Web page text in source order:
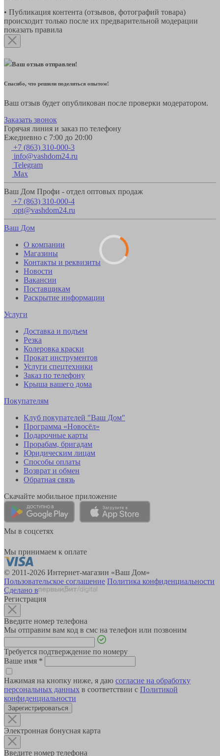
• Публикация контента (отзывов, фотографий товара)
происходит только после их предварительной модерации
показать правила
Ваш отзыв отправлен!
Спасибо, что решили поделиться опытом!
Ваш отзыв будет опубликован после проверки модератором.
Заказать звонок
Горячая линия и заказ по телефону
Ежедневно с 7:00 до 20:00
+7 (863) 310-000-3
info@vashdom24.ru
Telegram
Max
Ваш Дом Профи - отдел оптовых продаж
+7 (863) 310-000-4
opt@vashdom24.ru
Ваш Дом
О компании
Магазины
Контакты и реквизиты
Новости
Вакансии
Поставщикам
Раскрытие информации
Услуги
Доставка и подъем
Резка
Колеровка краски
Прокат инструментов
Услуги спецтехники
Заказ по телефону
Крыша вашего дома
Покупателям
Клуб покупателей "Ваш Дом"
Программа «Новосёл»
Подарочные карты
Прорабам, бригадам
Юридическим лицам
Способы оплаты
Возврат и обмен
Обратная связь
Скачайте мобильное приложение
Мы в соцсетях
Мы принимаем к оплате
© 2011-2026 Интернет-магазин «Ваш Дом»
Пользовательское соглашение Политика конфиденциальности
Сделано в
Регистрация
Введите номер телефона
Мы отправим вам код в смс на телефон или позвоним
Требуется подтверждение по номеру
Ваше имя *
Нажимая на кнопку ниже, я даю согласие на обработку
персональных данных в соответствии с Политикой
конфиденциальности
Зарегистрироваться
Электронная бонусная карта
Введите номер телефона